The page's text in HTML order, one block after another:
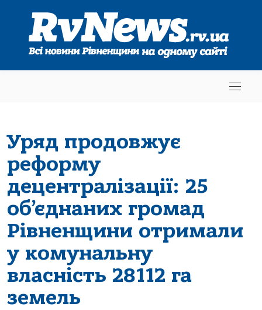
Уряд продовжує
реформу
децентралізації: 25
об’єднаних громад
Рівненщини отримали
у комунальну
власність 28112 га
земель